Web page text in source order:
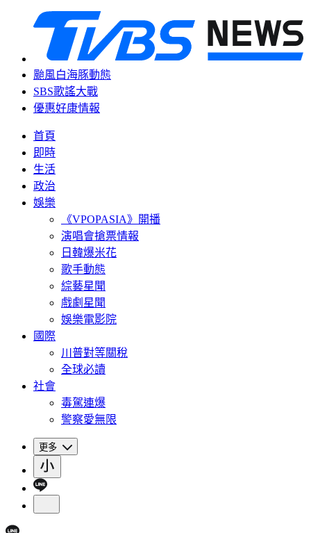
颱風白海豚動態
SBS歌謠大戰
優惠好康情報
首頁
即時
生活
政治
娛樂
《VPOPASIA》開播
演唱會搶票情報
日韓爆米花
歌手動態
綜藝星聞
戲劇星聞
娛樂電影院
國際
川普對等關稅
全球必讀
社會
毒駕連爆
警察愛無限
更多